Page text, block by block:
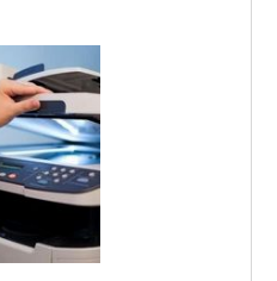
atender todas as
somados a um time
associados e
experiência na área
sua essência de
os clientes.